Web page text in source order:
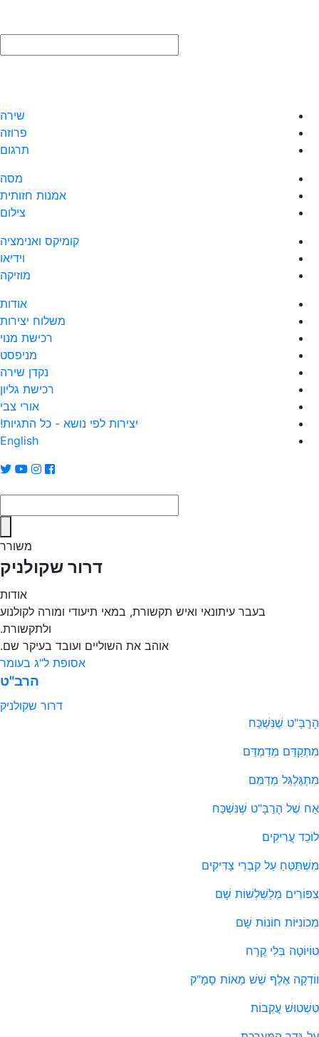
שירה
פרוזה
תרגום
מסה
אמנות חזותית
צילום
קומיקס ואנימציה
וידיאו
מוזיקה
אודות
משלוח יצירות
רכישת מנוי
מניפסט
נקדן שירה
רכישת גליון
אורי צבי
יצירות לפי נושא - כל התגיות!
English
משורר
דרור שקולניק
אודות
בעבר עיתונאי ואיש תקשורת, במאי תיעודי ומורה לקולנוע
ולתקשורת.
אוהב את השוליים ועובד בעיקר שם.
אסופת ל"ג בעומר
הרב"ט
דרור שקולניק
הָרַבָּ"ט שֶׁנִּשְׁכַּח
מִתְקַדֵּם מְדַמְדֵּם
מִתְגַּלְגֵּל מְדַמֵּם
אַח שֶׁל הָרַבָּ"ט שֶׁנִּשְׁכַּח
לוֹכֵד עֲרִיקִים
מִשְׁתַּטֵּחַ עַל קִבְרֵי צַדִּיקִים
צִפּוֹרִים מְלַשְׁלְשׁוֹת שָׁם
מְכוֹנִיּוֹת חוֹנוֹת שָׁם
טוֹיוֹטָה בְּלִי קֶרַח
ווֹדְקָה אֶלֶף שֵׁשׁ מֵאוֹת סָמָ"ק
טִשְׁטוּשׁ עֲקֵבוֹת